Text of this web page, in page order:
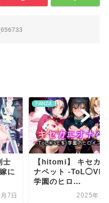
士
に
7日
FANZA
【hitomi】 キセカ
ナペット -ToL◯VE
学園のヒロ...
2025年7